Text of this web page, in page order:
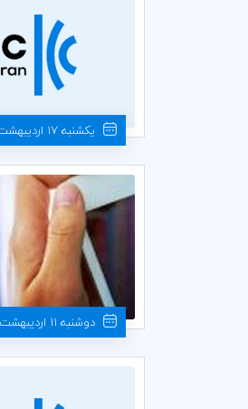
یکشنبه 17 اردیبهشت 1396
دوشنبه 11 اردیبهشت 1396